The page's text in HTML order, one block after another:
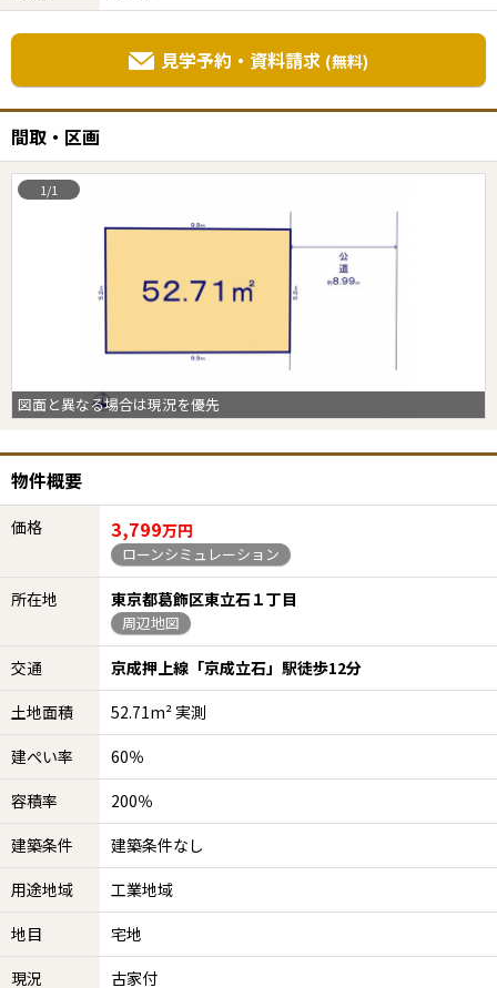
見学予約・資料請求 (無料)
間取・区画
図面と異なる場合は現況を優先
1/1
物件概要
価格 3,799万円
ローンシミュレーション
所在地 東京都葛飾区東立石１丁目
周辺地図
交通
京成押上線「京成立石」駅徒歩12分
土地面積
52.71m² 実測
建ぺい率
60％
容積率
200％
建築条件
建築条件なし
用途地域
工業地域
地目
宅地
現況
古家付